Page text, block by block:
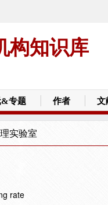
构知识库
&专题 作者 文
实验室
rate